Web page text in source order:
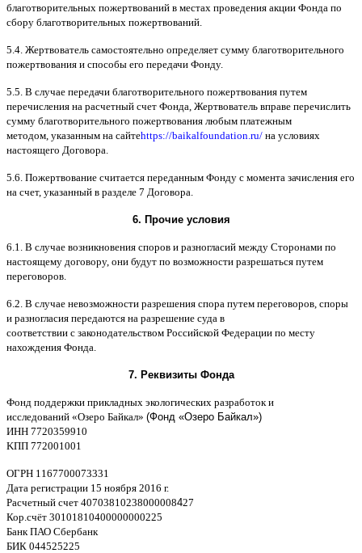
благотворительных пожертвований в местах проведения акции Фонда по
сбору благотворительных пожертвований
5.4. Жертвователь самостоятельно определяет сумму благотворительного
пожертвования и способы его передачи Фонду.
5.5. B случае передачи благотворительного пожертвования путем
перечисления на расчетный счет Фонда Жертвователь вправе перечислить
сумму благотворительного пожертвования любым платежным
методом указанным на сайтеhttps://baikalfoundation.ru/ на условиях
настоящего Договора
5.6. Пожертвование считается переданным Фонду с момента зачисления его
на счет, указанный в разделе 7 Договора
6. Прочие условия
6.1. B случае возникновения споров и разногласий между Сторонами по
настоящему договору, они будут по возможности разрешаться путем
переговоров
6.2. B случае невозможности разрешения спора путем переговоров споры
и разногласия передаются на разрешение суда в
соответствии c законодательством Российской Федерации по месту
нахождения Фонда
7. Реквизиты Фонда
Фонд поддержки прикладных экологических разработок и
исследований «Озеро Байкал» (Фонд «Озеро Байкал»)
ИНН 7720359910
KПП 772001001
ОГРН 1167700073331
Дата регистрации 15 ноября 2016 г.
Расчетный счет 40703810238000008427
Кор счёт 30101810400000000225
Банк ПАО Сбербанк
БИК 044525225